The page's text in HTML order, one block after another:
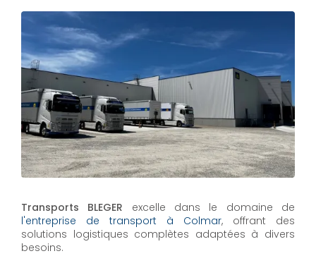
Transports BLEGER excelle dans le domaine de
l'entreprise de transport à Colmar, offrant des
solutions logistiques complètes adaptées à divers
besoins.